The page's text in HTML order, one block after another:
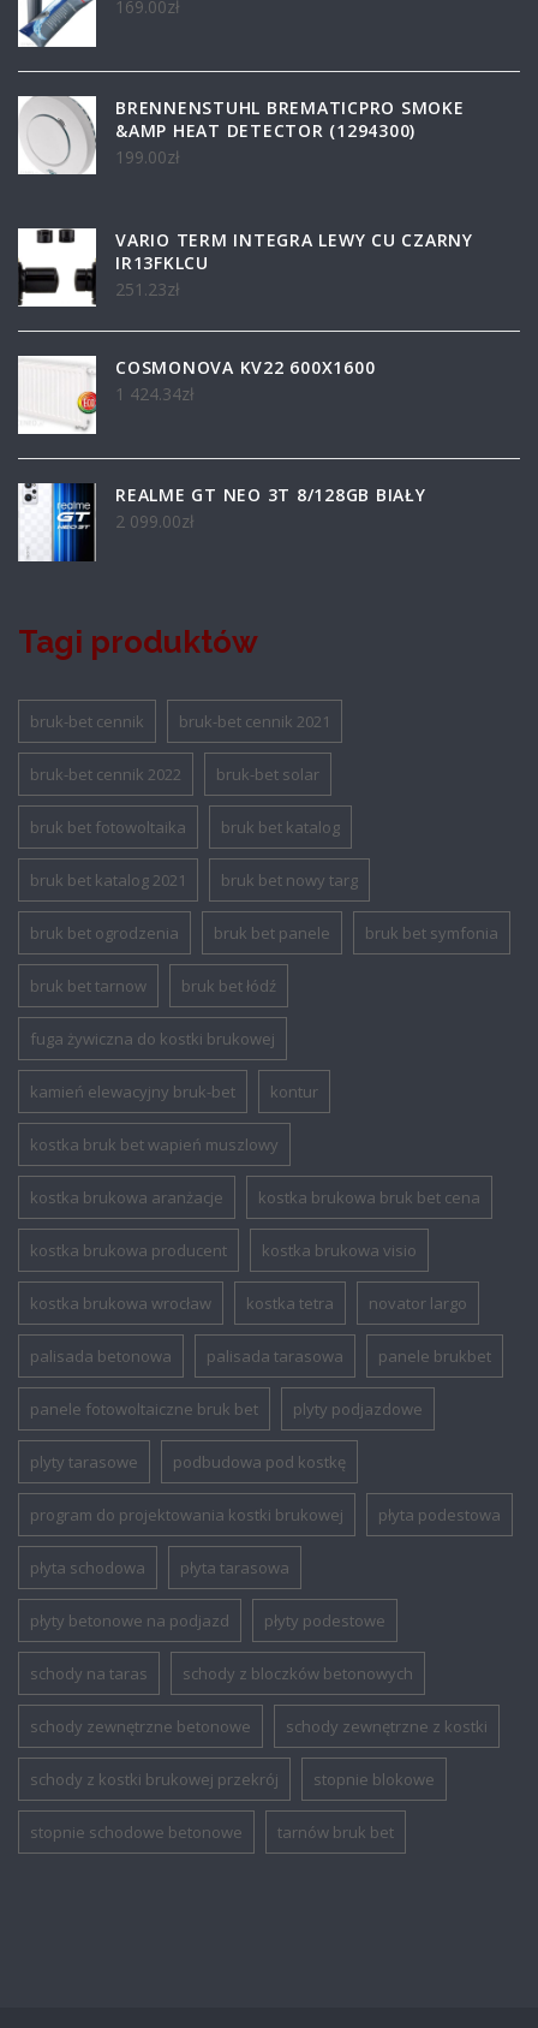
169.00zł
BRENNENSTUHL BREMATICPRO SMOKE
&AMP HEAT DETECTOR (1294300)
199.00zł
VARIO TERM INTEGRA LEWY CU CZARNY
IR13FKLCU
251.23zł
COSMONOVA KV22 600X1600
1 424.34zł
REALME GT NEO 3T 8/128GB BIAŁY
2 099.00zł
Tagi produktów
bruk-bet cennik bruk-bet cennik 2021
bruk-bet cennik 2022 bruk-bet solar
bruk bet fotowoltaika bruk bet katalog
bruk bet katalog 2021 bruk bet nowy targ
bruk bet ogrodzenia bruk bet panele bruk bet symfonia
bruk bet tarnow bruk bet łódź
fuga żywiczna do kostki brukowej
kamień elewacyjny bruk-bet kontur
kostka bruk bet wapień muszlowy
kostka brukowa aranżacje kostka brukowa bruk bet cena
kostka brukowa producent kostka brukowa visio
kostka brukowa wrocław kostka tetra novator largo
palisada betonowa palisada tarasowa panele brukbet
panele fotowoltaiczne bruk bet plyty podjazdowe
plyty tarasowe podbudowa pod kostkę
program do projektowania kostki brukowej płyta podestowa
płyta schodowa płyta tarasowa
płyty betonowe na podjazd płyty podestowe
schody na taras schody z bloczków betonowych
schody zewnętrzne betonowe schody zewnętrzne z kostki
schody z kostki brukowej przekrój stopnie blokowe
stopnie schodowe betonowe tarnów bruk bet